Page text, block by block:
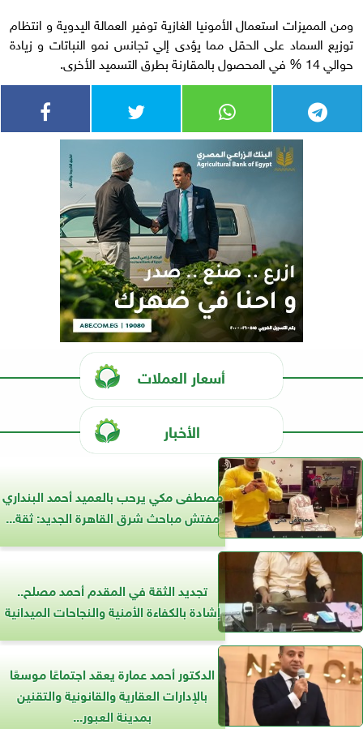
ومن المميزات استعمال الأمونيا الغازية توفير العمالة اليدوية و انتظام
توزيع السماد على الحقل مما يؤدى إلي تجانس نمو النباتات و زيادة
حوالي 14 % في المحصول بالمقارنة بطرق التسميد الأخرى.
أسعار العملات
الأخبار
مصطفى مكي يرحب بالعميد أحمد البنداري
مفتش مباحث شرق القاهرة الجديد: ثقة...
تجديد الثقة في المقدم أحمد مصلح..
إشادة بالكفاءة الأمنية والنجاحات الميدانية
الدكتور أحمد عمارة يعقد اجتماعًا موسعًا
بالإدارات العقارية والقانونية والتقنين
بمدينة العبور...